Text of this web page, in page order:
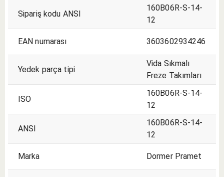
Sipariş kodu ANSI
160B06R-S-14-
12
EAN numarası 3603602934246
Yedek parça tipi
Vida Sıkmalı
Freze Takımları
ISO
160B06R-S-14-
12
ANSI
160B06R-S-14-
12
Marka Dormer Pramet